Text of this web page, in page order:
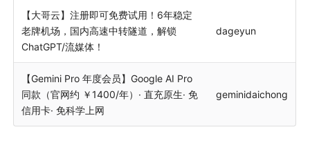
【大哥云】注册即可免费试用！6年稳定
老牌机场，国内高速中转隧道，解锁
ChatGPT/流媒体！
dageyun
【Gemini Pro 年度会员】Google AI Pro
同款（官网约 ￥1400/年）· 直充原生· 免
信用卡· 免科学上网
geminidaichong